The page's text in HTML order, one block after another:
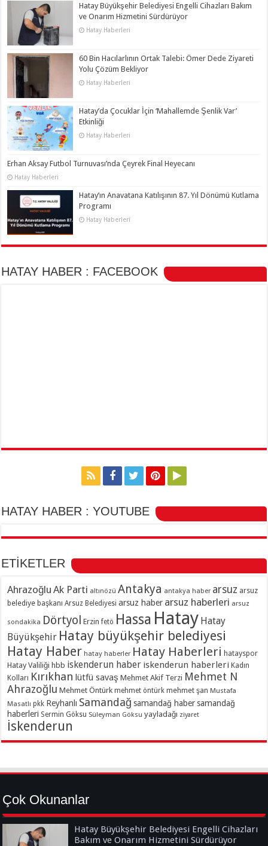
Hatay Büyükşehir Belediyesi Engelli Cihazları Bakım
ve Onarım Hizmetini Sürdürüyor
Hatay Haberleri
60 Bin Hacılarlının Ortak Talebi: Ömer Dede Ziyareti
Yolu Çözüm Bekliyor
Hatay Haberleri
Hatay’da Çocuklar İçin ‘Mahallemde Şenlik Var’
Etkinliği
Hatay Haberleri
Erhan Aksay Futbol Turnuvası’nda Çeyrek Final Heyecanı
Hatay Haberleri
Hatay’ın Anavatana Katılışının 87. Yıl Dönümü Kutlama
Programı
Hatay Haberleri
HATAY HABER : FACEBOOK
HATAY HABER : YOUTUBE
ETİKETLER
Ahrazoğlu Ak Parti altınözü Antakya antakya haber arsuz arsuz
belediye başkanı Arsuz Belediyesi arsuz haber arsuz haberleri arsuz
sondakika Dörtyol Erzin fetö Hassa Hatay Hatay
Büyükşehir Hatay büyükşehir belediyesi
Hatay Haber hatay haberler Hatay Haberleri hatayspor
Hatay Valiliği hbb iskenderun haber iskenderun haberleri Kadın
Kolları Kırıkhan lütfü savaş Mehmet Akif Terzi Mehmet N
Ahrazoğlu Mehmet Öntürk mehmet öntürk mehmet şan Mustafa
Masatlı pkk Reyhanlı Samandağ samandağ haber samandağ
haberleri Sermin Göksu Süleyman Göksu yayladağı ziyaret
İskenderun
Çok Okunanlar
Hatay Büyükşehir Belediyesi Engelli Cihazları
Bakım ve Onarım Hizmetini Sürdürüyor